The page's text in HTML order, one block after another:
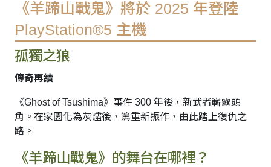
《羊蹄山戰鬼》將於 2025 年登陸
PlayStation®5 主機
孤獨之狼
傳奇再續
《Ghost of Tsushima》事件 300 年後，新武者嶄露頭
角。在家園化為灰燼後，篤重新振作，由此踏上復仇之
路。
《羊蹄山戰鬼》的舞台在哪裡？